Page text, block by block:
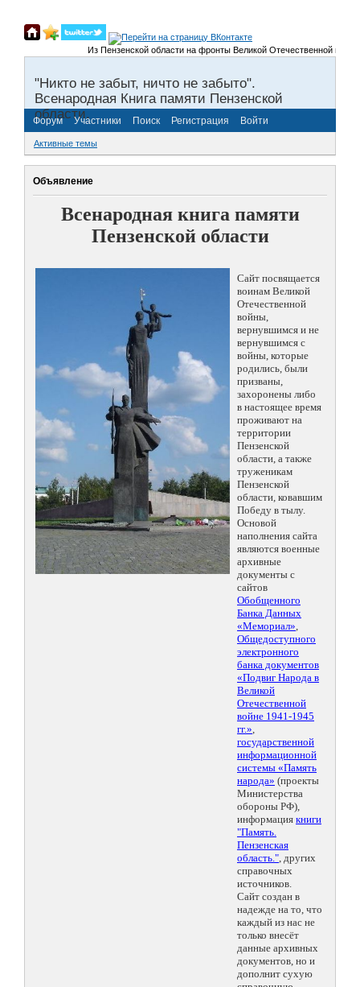
Из Пензенской области на фронты Великой Отечественной войны
"Никто не забыт, ничто не забыто".
Всенародная Книга памяти Пензенской
области.
Форум Участники Поиск Регистрация Войти
Активные темы
Объявление
Всенародная книга памяти
Пензенской области
Сайт посвящается
воинам Великой
Отечественной
войны,
вернувшимся и не
вернувшимся с
войны, которые
родились, были
призваны,
захоронены либо
в настоящее время
проживают на
территории
Пензенской
области, а также
труженикам
Пензенской
области, ковавшим
Победу в тылу.
Основой
наполнения сайта
являются военные
архивные
документы с
сайтов
Обобщенного
Банка Данных
«Мемориал»,
Общедоступного
электронного
банка документов
«Подвиг Народа в
Великой
Отечественной
войне 1941-1945
гг.»,
государственной
информационной
системы «Память
народа» (проекты
Министерства
обороны РФ),
информация книги
"Память.
Пензенская
область.", других
справочных
источников.
Сайт создан в
надежде на то, что
каждый из нас не
только внесёт
данные архивных
документов, но и
дополнит сухую